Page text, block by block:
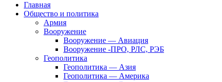
Главная
Общество и политика
Армия
Вооружение
Вооружение — Авиация
Вооружение -ПРО, РЛС, РЭБ
Геополитика
Геополитика — Азия
Геополитика — Америка